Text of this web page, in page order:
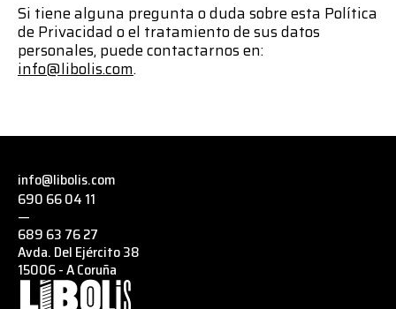
Si tiene alguna pregunta o duda sobre esta Política
de Privacidad o el tratamiento de sus datos
personales, puede contactarnos en:
info@libolis.com.
info@libolis.com
690 66 04 11
—
689 63 76 27
Avda. Del Ejército 38
15006 - A Coruña